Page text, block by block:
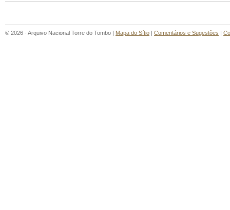
© 2026 - Arquivo Nacional Torre do Tombo | Mapa do Sítio | Comentários e Sugestões |